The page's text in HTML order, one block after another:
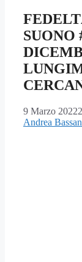
SUONO
9 Marzo 2022
Andrea